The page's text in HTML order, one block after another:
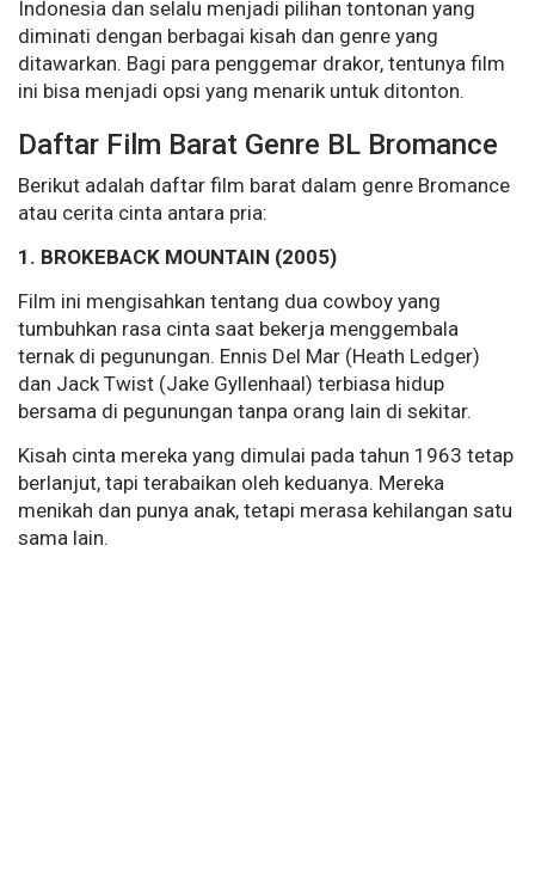
Indonesia dan selalu menjadi pilihan tontonan yang
diminati dengan berbagai kisah dan genre yang
ditawarkan. Bagi para penggemar drakor, tentunya film
ini bisa menjadi opsi yang menarik untuk ditonton.
Daftar Film Barat Genre BL Bromance
Berikut adalah daftar film barat dalam genre Bromance
atau cerita cinta antara pria:
1. BROKEBACK MOUNTAIN (2005)
Film ini mengisahkan tentang dua cowboy yang
tumbuhkan rasa cinta saat bekerja menggembala
ternak di pegunungan. Ennis Del Mar (Heath Ledger)
dan Jack Twist (Jake Gyllenhaal) terbiasa hidup
bersama di pegunungan tanpa orang lain di sekitar.
Kisah cinta mereka yang dimulai pada tahun 1963 tetap
berlanjut, tapi terabaikan oleh keduanya. Mereka
menikah dan punya anak, tetapi merasa kehilangan satu
sama lain.